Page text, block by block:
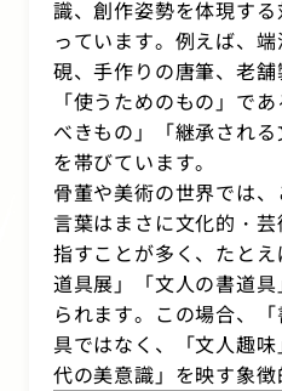
識、創作姿勢を体現す
っています。例えば、
硯、手作りの唐筆、老舗
「使うためのもの」で
べきもの」「継承され
を帯びています。
骨董や美術の世界では
言葉はまさに文化的・
指すことが多く、たと
道具展」「文人の書道
られます。この場合、
具ではなく、「文人趣
代の美意識」を映す象徴